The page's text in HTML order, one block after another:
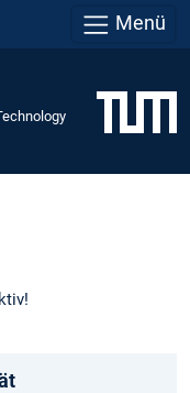
Menü